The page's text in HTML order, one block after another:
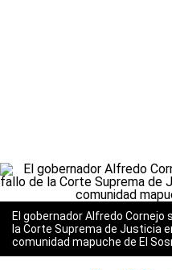
El gobernador Alfredo
la Corte Suprema de Justicia
comunidad mapuche de El